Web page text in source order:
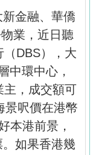
金融、華僑
業，近日聽
DBS），大
中環中心，
主，成交額可
景呎價在港幣
本港前景，
如果香港幾